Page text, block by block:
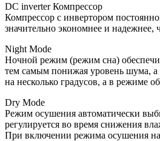
DC inverter Компрессор
Компрессор с инвертором
значительно экономнее и
Night Mode
Ночной режим (режим сна)
тем самым понижая уровень шума, а
на несколько градусов, а в режиме
Dry Mode
Режим осушения автоматически
регулируется во время снижения
При включении режима осушения